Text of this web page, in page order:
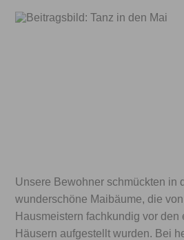
Unsere Bewohner schmückten in
wunderschöne Maibäume, die
Hausmeistern fachkundig vor
Häusern aufgestellt wurden. Bei